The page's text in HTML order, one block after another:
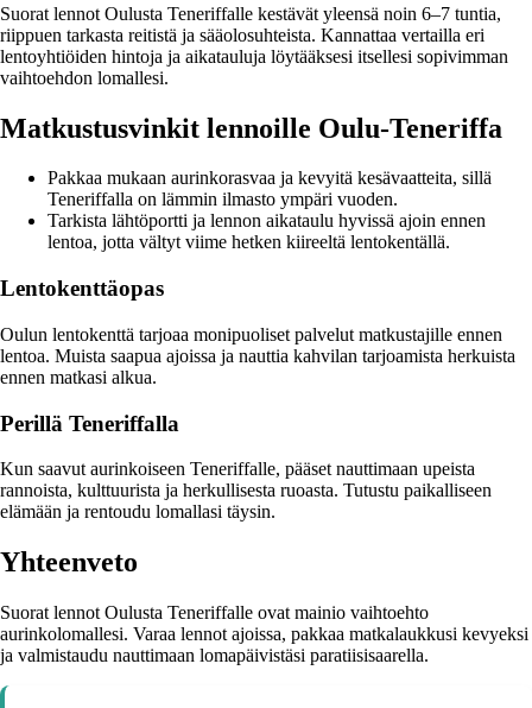
Suorat lennot Oulusta Teneriffalle kestävät yleensä noin 6–7 tuntia,
riippuen tarkasta reitistä ja sääolosuhteista. Kannattaa vertailla eri
lentoyhtiöiden hintoja ja aikatauluja löytääksesi itsellesi sopivimman
vaihtoehdon lomallesi.
Matkustusvinkit lennoille Oulu-Teneriffa
Pakkaa mukaan aurinkorasvaa ja kevyitä kesävaatteita, sillä
Teneriffalla on lämmin ilmasto ympäri vuoden.
Tarkista lähtöportti ja lennon aikataulu hyvissä ajoin ennen
lentoa, jotta vältyt viime hetken kiireeltä lentokentällä.
Lentokenttäopas
Oulun lentokenttä tarjoaa monipuoliset palvelut matkustajille ennen
lentoa. Muista saapua ajoissa ja nauttia kahvilan tarjoamista herkuista
ennen matkasi alkua.
Perillä Teneriffalla
Kun saavut aurinkoiseen Teneriffalle, pääset nauttimaan upeista
rannoista, kulttuurista ja herkullisesta ruoasta. Tutustu paikalliseen
elämään ja rentoudu lomallasi täysin.
Yhteenveto
Suorat lennot Oulusta Teneriffalle ovat mainio vaihtoehto
aurinkolomallesi. Varaa lennot ajoissa, pakkaa matkalaukkusi kevyeksi
ja valmistaudu nauttimaan lomapäivistäsi paratiisisaarella.